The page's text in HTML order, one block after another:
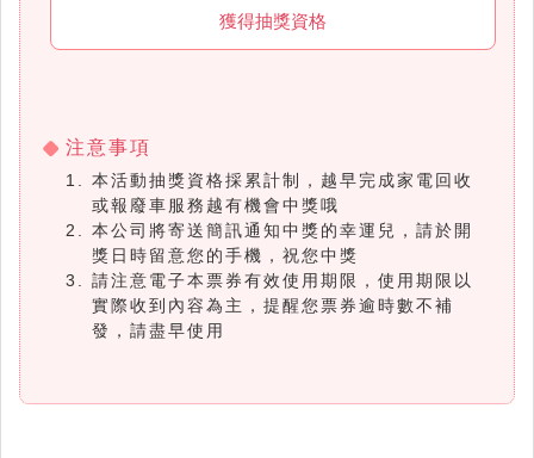
獲得抽獎資格
注意事項
本活動抽獎資格採累計制，越早完成家電回收
或報廢車服務越有機會中獎哦
本公司將寄送簡訊通知中獎的幸運兒，請於開
獎日時留意您的手機，祝您中獎
請注意電子本票券有效使用期限，使用期限以
實際收到內容為主，提醒您票券逾時數不補
發，請盡早使用